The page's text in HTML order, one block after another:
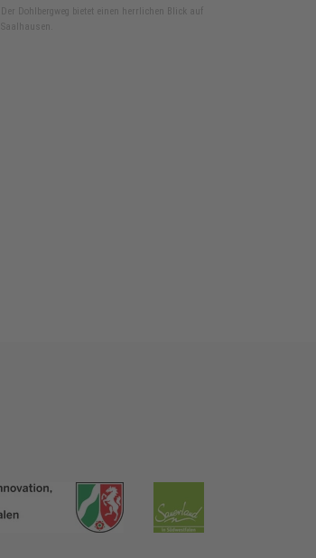
Der Dohlbergweg bietet einen herrlichen Blick auf
Saalhausen.